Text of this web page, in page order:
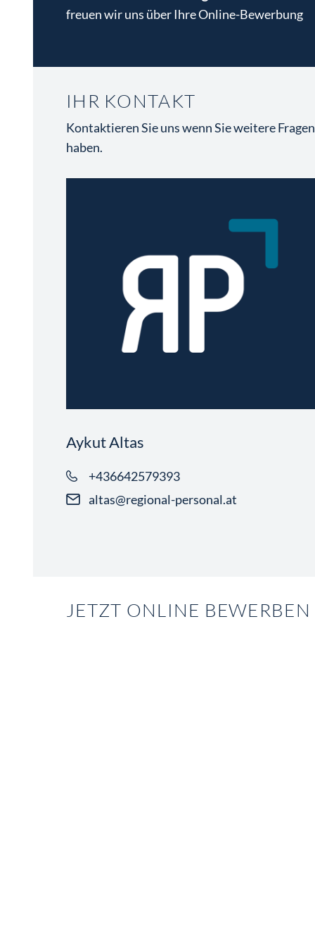
gültigen bzw. aufrechten
freuen wir uns über Ihre Online-Bewerbung
IHR KONTAKT
Kontaktieren Sie uns wenn Sie weitere Fragen
haben.
Aykut Altas
+436642579393
altas@regional-personal.at
JETZT ONLINE BEWERBEN